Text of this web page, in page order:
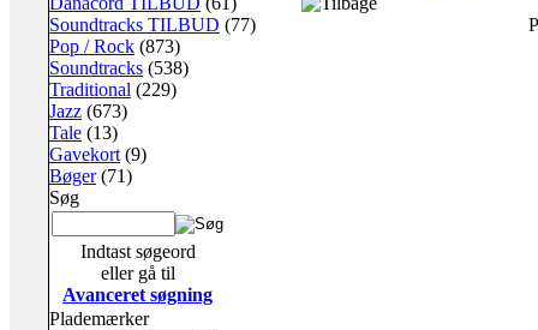
Soundtracks TILBUD (77)
Pop / Rock (873)
Soundtracks (538)
Traditional (229)
Jazz (673)
Tale (13)
Gavekort (9)
Bøger(71)
Søg
Indtast søgeord
eller gå til
Avanceret søgning
Plademærker